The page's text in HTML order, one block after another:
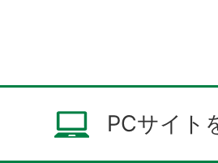
PCサイト